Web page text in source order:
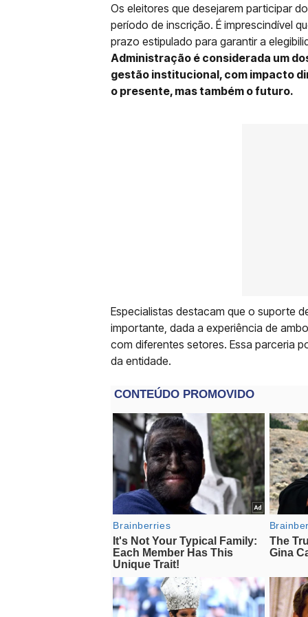
Os eleitores que desejarem participar
período de inscrição. É imprescindível
prazo estipulado para garantir a
Administração é considerada um
gestão institucional, com impacto
o presente, mas também o futuro.
Especialistas destacam que o suporte
importante, dada a experiência de
com diferentes setores. Essa parceria
da entidade.